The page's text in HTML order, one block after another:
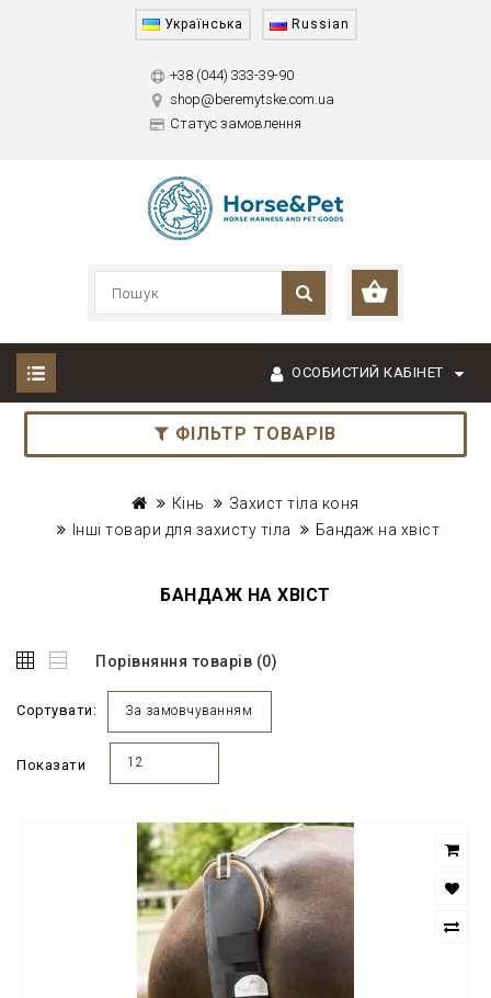
Українська Russian
+38 (044) 333-39-90
shop@beremytske.com.ua
Статус замовлення
ОСОБИСТИЙ КАБІНЕТ
ФІЛЬТР ТОВАРІВ
Кінь
Захист тіла коня
Інші товари для захисту тіла
Бандаж на хвіст
БАНДАЖ НА ХВІСТ
Порівняння товарів (0)
Сортувати: За замовчуванням
Показати 12